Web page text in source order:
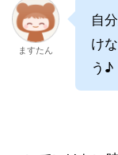
ますたん
自
け
う♪